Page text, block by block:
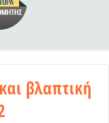
βλαπτική